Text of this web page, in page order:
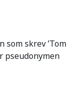
som skrev ’Tom
pseudonymen